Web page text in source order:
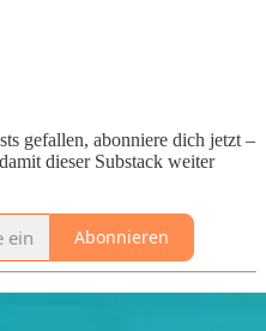
gefallen, abonniere dich jetzt –
dieser Substack weiter
Abonnieren